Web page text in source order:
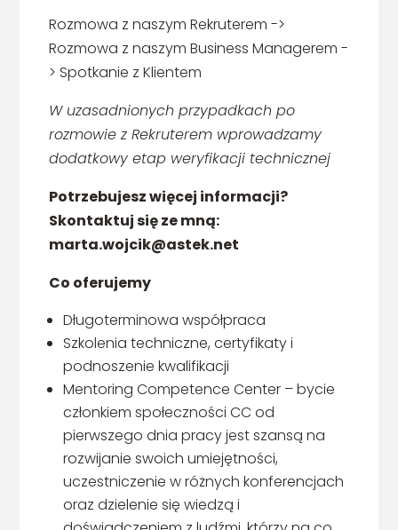
Rozmowa z naszym Rekruterem ->
Rozmowa z naszym Business Managerem -
> Spotkanie z Klientem
W uzasadnionych przypadkach po
rozmowie z Rekruterem wprowadzamy
dodatkowy etap weryfikacji technicznej
Potrzebujesz więcej informacji?
Skontaktuj się ze mną:
marta.wojcik@astek.net
Co oferujemy
Długoterminowa współpraca
Szkolenia techniczne, certyfikaty i
podnoszenie kwalifikacji
Mentoring Competence Center – bycie
członkiem społeczności CC od
pierwszego dnia pracy jest szansą na
rozwijanie swoich umiejętności,
uczestniczenie w różnych konferencjach
oraz dzielenie się wiedzą i